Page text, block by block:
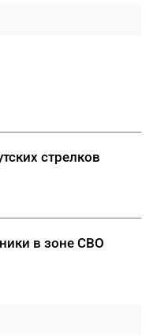
стрелков
в зоне СВО